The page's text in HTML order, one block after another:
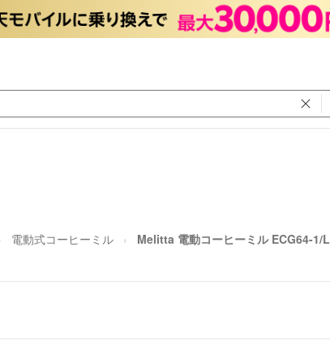
電動式コーヒーミル Melitta 電動コーヒーミル ECG64-1/L